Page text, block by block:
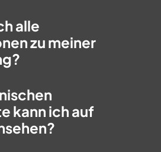
alle
zu meiner
kann ich auf